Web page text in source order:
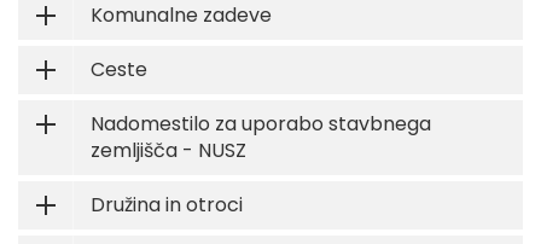
Komunalne zadeve
Ceste
Nadomestilo za uporabo stavbnega
zemljišča - NUSZ
Družina in otroci